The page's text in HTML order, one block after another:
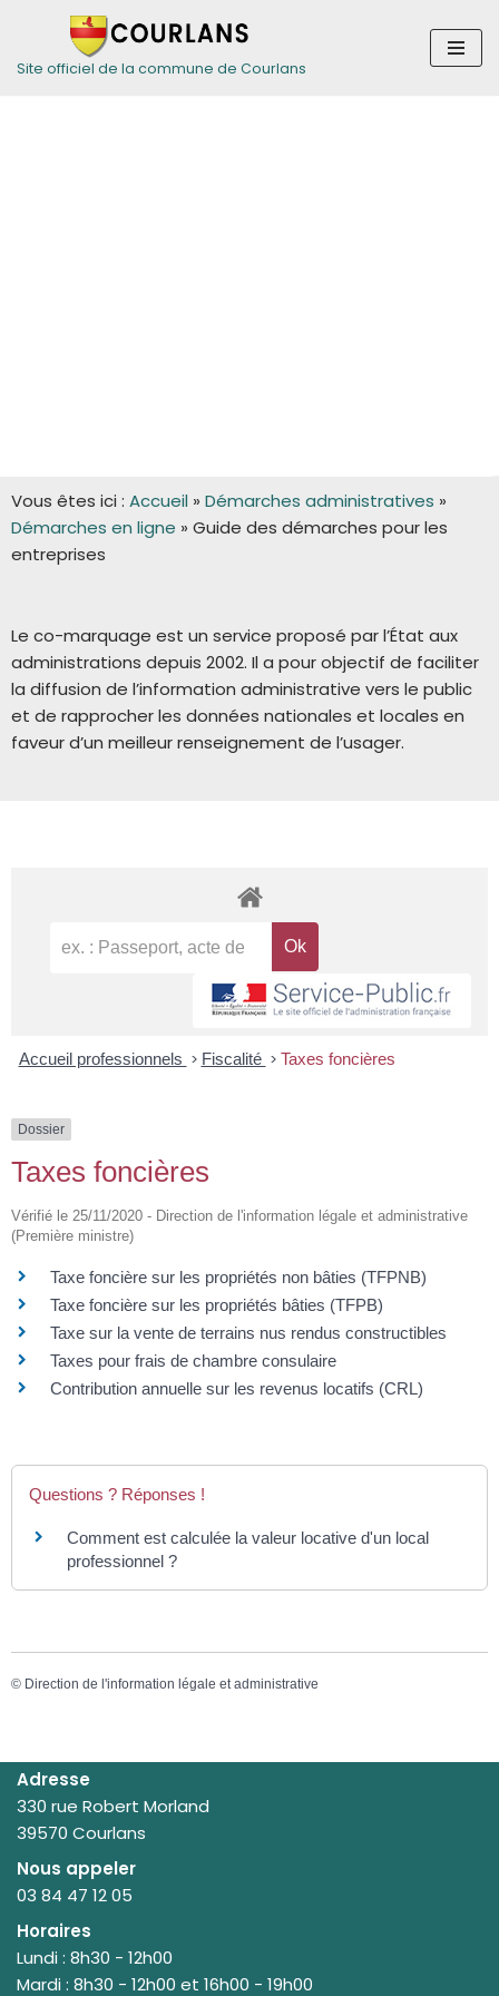
Aller
Site officiel de la commune de Courlans
Vous êtes ici : Accueil » Démarches administratives »
Démarches en ligne » Guide des démarches pour les
entreprises
Le co-marquage est un service proposé par l’État aux
administrations depuis 2002. Il a pour objectif de faciliter
la diffusion de l’information administrative vers le public
et de rapprocher les données nationales et locales en
faveur d’un meilleur renseignement de l’usager.
Accueil professionnels > Fiscalité > Taxes foncières
Dossier
Taxes foncières
Vérifié le 25/11/2020 - Direction de l'information légale et administrative
(Première ministre)
Taxe foncière sur les propriétés non bâties (TFPNB)
Taxe foncière sur les propriétés bâties (TFPB)
Taxe sur la vente de terrains nus rendus constructibles
Taxes pour frais de chambre consulaire
Contribution annuelle sur les revenus locatifs (CRL)
Questions ? Réponses !
Comment est calculée la valeur locative d'un local
professionnel ?
© Direction de l'information légale et administrative
Adresse
330 rue Robert Morland
39570 Courlans
Nous appeler
03 84 47 12 05
Horaires
Lundi : 8h30 - 12h00
Mardi : 8h30 - 12h00 et 16h00 - 19h00